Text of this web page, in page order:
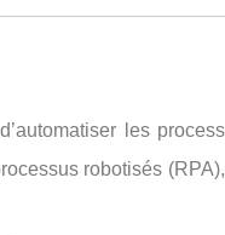
les
robotisés